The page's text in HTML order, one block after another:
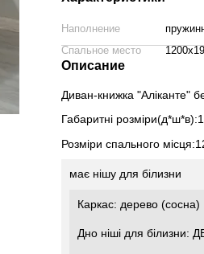
Наполнение
Спальное место
Описание
Диван-книжка "Аліканте"
Габаритні
Розміри спального
має нішу для білизни
Каркас: дерево (сосна)
Дно ніші для білизни: